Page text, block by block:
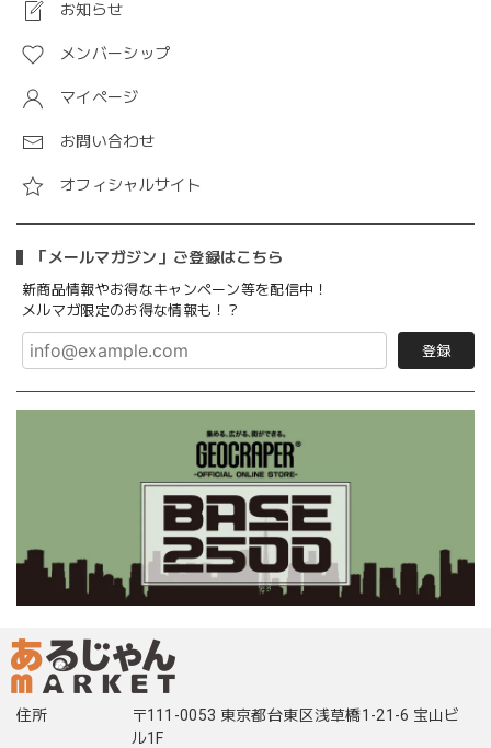
お知らせ
メンバーシップ
マイページ
お問い合わせ
オフィシャルサイト
「メールマガジン」ご登録はこちら
新商品情報やお得なキャンペーン等を配信中！
メルマガ限定のお得な情報も！？
登録
住所
〒111-0053 東京都台東区浅草橋1-21-6 宝山ビ
ル1F